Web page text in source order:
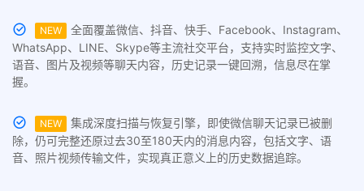
NEW
全面覆盖微信、抖音、快手、Facebook、Instagram、
WhatsApp、LINE、Skype等主流社交平台，支持实时监控文字、
语音、图片及视频等聊天内容，历史记录一键回溯，信息尽在掌
握。
NEW
集成深度扫描与恢复引擎，即使微信聊天记录已被删
除，仍可完整还原过去30至180天内的消息内容，包括文字、语
音、照片视频传输文件，实现真正意义上的历史数据追踪。